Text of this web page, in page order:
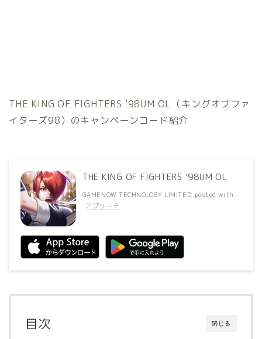
THE KING OF FIGHTERS ’98UM OL（キングオブファ
イターズ98）のキャンペーンコード紹介
THE KING OF FIGHTERS ’98UM OL
GAMENOW TECHNOLOGY LIMITED posted with
アプリーチ
閉じる
目次